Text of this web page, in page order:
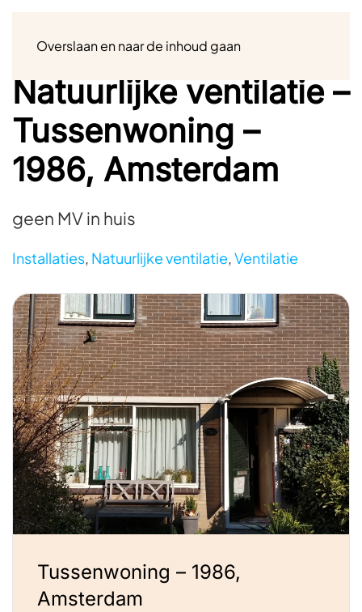
Overslaan en naar de inhoud gaan
Natuurlijke ventilatie –
Tussenwoning –
1986, Amsterdam
geen MV in huis
Installaties, Natuurlijke ventilatie,Ventilatie
Tussenwoning – 1986,
Amsterdam